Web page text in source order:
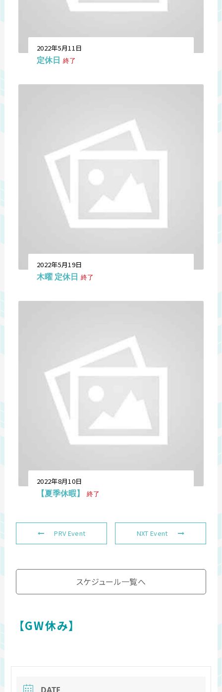
2022年5月11日
定休日 終了
2022年5月19日
木曜 定休日 終了
2022年8月10日
【夏季休暇】 終了
PRV Event NXT Event
スケジュール一覧へ
【GW休み】